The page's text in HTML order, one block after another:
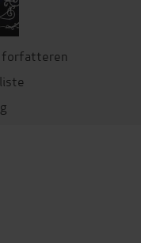
forfatteren